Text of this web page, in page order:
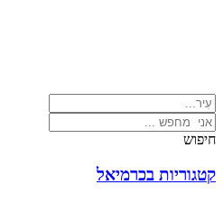
חיפוש
קטגוריות בכרמיאל